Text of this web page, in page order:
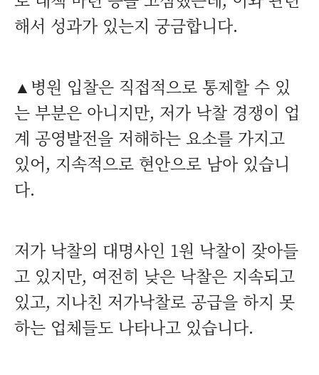
해서 성과가 있는지 궁금합니다.
▲병원 입찰은 직접적으로 통제할 수 있
는 부분은 아니지만, 저가 낙찰 경쟁이 업
계 공영발전을 저해하는 요소를 가지고
있어, 지속적으로 현안으로 남아 있습니
다.
저가 낙찰의 대명사인 1원 낙찰이 잦아들
고 있지만, 여전히 낮은 낙찰은 지속되고
있고, 지나친 저가낙찰로 공급을 하지 못
하는 업체들도 나타나고 있습니다.